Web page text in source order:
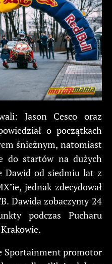
Jason Cesco oraz
o początkach
śnieżnym, natomiast
do startów na dużych
Dawid od siedmiu lat z
jednak zdecydował
Dawida zobaczymy 24
podczas Pucharu
Sportainment promotor